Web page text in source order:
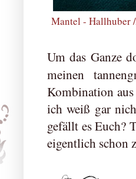
Mantel - Hallhuber
Um das Ganze
meinen
Kombination
ich weiß gar
gefällt es Euch?
eigentlich schon